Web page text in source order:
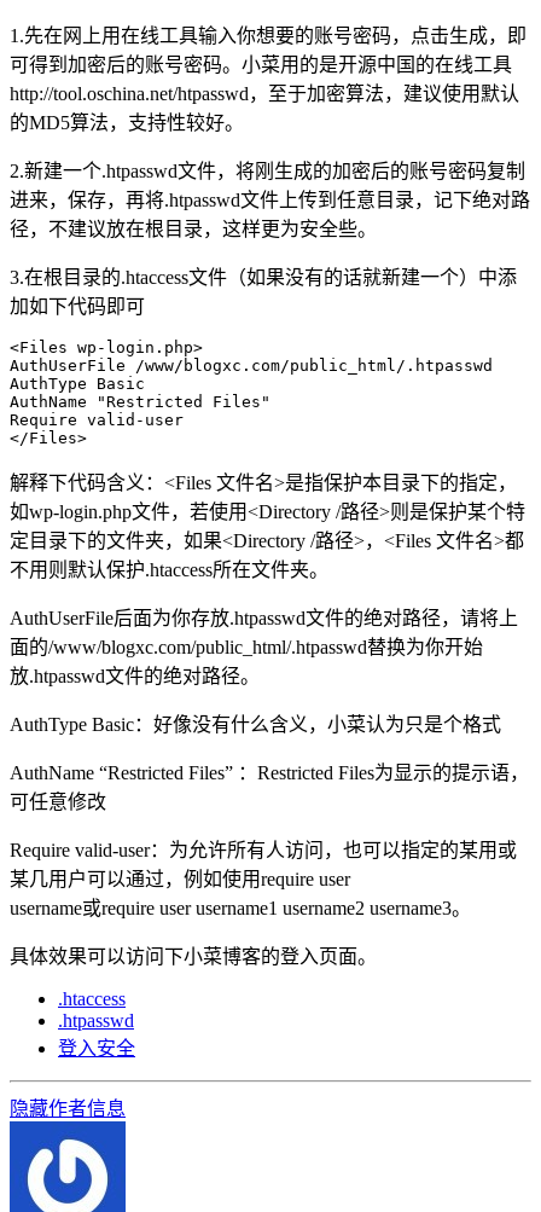
1.先在网上用在线工具输入你想要的账号密码，点击生成，即
可得到加密后的账号密码。小菜用的是开源中国的在线工具
http://tool.oschina.net/htpasswd，至于加密算法，建议使用默认
的MD5算法，支持性较好。
2.新建一个.htpasswd文件，将刚生成的加密后的账号密码复制
进来，保存，再将.htpasswd文件上传到任意目录，记下绝对路
径，不建议放在根目录，这样更为安全些。
3.在根目录的.htaccess文件（如果没有的话就新建一个）中添
加如下代码即可
<Files wp-login.php>
AuthUserFile /www/blogxc.com/public_html/.htpasswd
AuthType Basic
AuthName "Restricted Files"
Require valid-user
</Files>
解释下代码含义：<Files 文件名>是指保护本目录下的指定，
如wp-login.php文件，若使用<Directory /路径>则是保护某个特
定目录下的文件夹，如果<Directory /路径>，<Files 文件名>都
不用则默认保护.htaccess所在文件夹。
AuthUserFile后面为你存放.htpasswd文件的绝对路径，请将上
面的/www/blogxc.com/public_html/.htpasswd替换为你开始
放.htpasswd文件的绝对路径。
AuthType Basic：好像没有什么含义，小菜认为只是个格式
AuthName “Restricted Files” ：Restricted Files为显示的提示语，
可任意修改
Require valid-user：为允许所有人访问，也可以指定的某用或
某几用户可以通过，例如使用require user
username或require user username1 username2 username3。
具体效果可以访问下小菜博客的登入页面。
.htaccess
.htpasswd
登入安全
隐藏作者信息